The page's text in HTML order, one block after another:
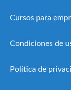
Cursos para
Condiciones de
Política de